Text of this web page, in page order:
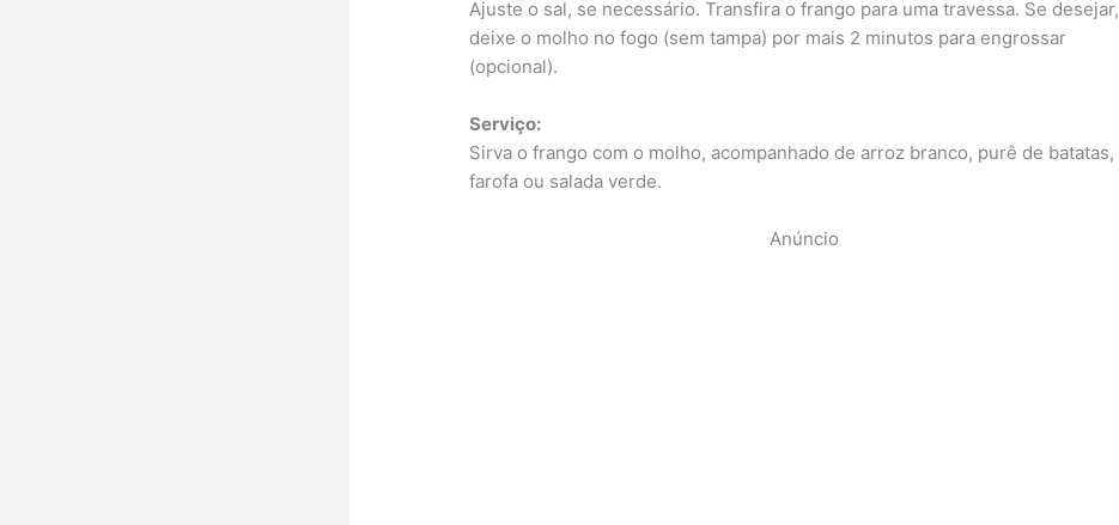
Ajuste o sal, se necessário. Transfira o frango para uma travessa. Se desejar,
deixe o molho no fogo (sem tampa) por mais 2 minutos para engrossar
(opcional).
Serviço:
Sirva o frango com o molho, acompanhado de arroz branco, purê de batatas,
farofa ou salada verde.
Anúncio